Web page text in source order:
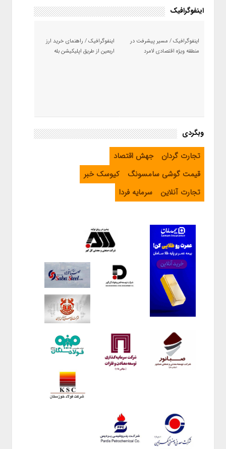
اینفوگرافیک
اینفوگرافیک / مسیر پیشرفت در
منطقه ویژه اقتصادی لامرد
اینفوگرافیک / راهنمای خرید ارز
اربعین از طریق اپلیکیشن بله
وبگردی
تجارت گردان
جهش اقتصاد
قیمت گوشی سامسونگ
کیوسک خبر
تجارت آنلاین
سرمایه فردا